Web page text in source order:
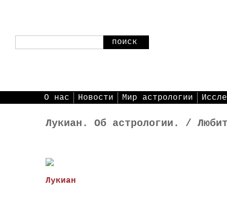
поиск
О нас Новости Мир астрологии
Лукиан. Об астрологии. /
Лукиан